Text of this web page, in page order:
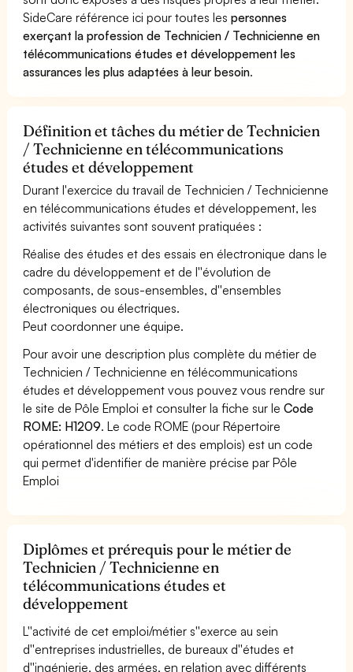
SideCare référence ici pour toutes lespersonnes
exerçant la profession de Technicien / Technicienne en
télécommunications études et développement les
assurances les plus adaptées à leur besoin.
Définition et tâches du métier de Technicien
/ Technicienne en télécommunications
études et développement
Durant l'exercice du travail de Technicien / Technicienne
en télécommunications études et développement, les
activités suivantes sont souvent pratiquées :
Réalise des études et des essais en électronique dans le
cadre du développement et de l''évolution de
composants, de sous-ensembles, d''ensembles
électroniques ou électriques.
Peut coordonner une équipe.
Pour avoir une description plus complète du métier de
Technicien / Technicienne en télécommunications
études et développement vous pouvez vous rendre sur
le site de Pôle Emploi et consulter la fiche sur leCode
ROME: H1209. Le code ROME (pour Répertoire
opérationnel des métiers et des emplois) est un code
qui permet d'identifier de manière précise par Pôle
Emploi
Diplômes et prérequis pour le métier de
Technicien / Technicienne en
télécommunications études et
développement
L''activité de cet emploi/métier s''exerce au sein
d''entreprises industrielles, de bureaux d''études et
d''ingénierie, des armées, en relation avec différents